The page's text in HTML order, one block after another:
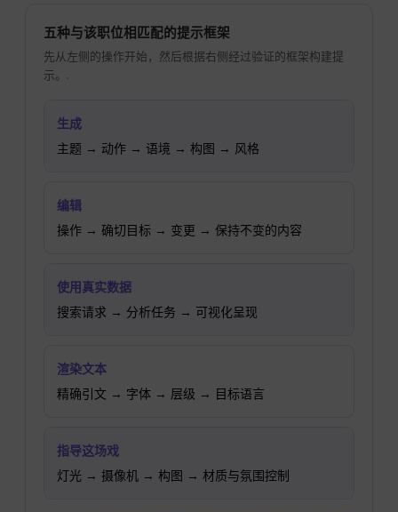
五种与该职位相匹配的提示框架
先从左侧的操作开始，然后根据右侧经过验证的框架构建提
示。.
生成
主题 → 动作 → 语境 → 构图 → 风格
编辑
操作 → 确切目标 → 变更 → 保持不变的内容
使用真实数据
搜索请求 → 分析任务 → 可视化呈现
渲染文本
精确引文 → 字体 → 层级 → 目标语言
指导这场戏
灯光 → 摄像机 → 构图 → 材质与氛围控制